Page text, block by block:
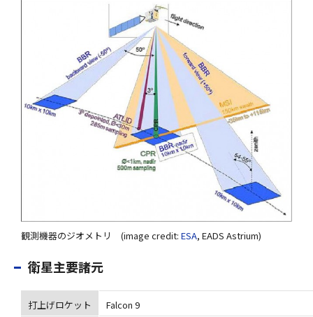
観測機器のジオメトリ (image credit: ESA, EADS Astrium)
衛星主要諸元
打上げロケット
Falcon 9